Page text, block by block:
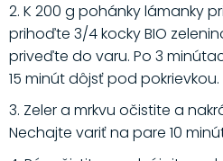
2. K 200 g pohánky lámanky
prihoďte 3/4 kocky BIO
priveďte do varu. Po 3
15 minút dôjsť pod pokrievkou.
3. Zeler a mrkvu očistite a
Nechajte variť na pare 10